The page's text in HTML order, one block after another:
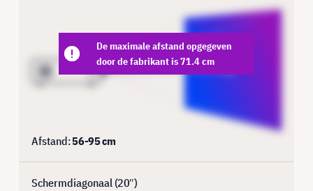
De maximale afstand opgegeven
door de fabrikant is 71.4 cm
Afstand:56-95cm
Schermdiagonaal (20″)